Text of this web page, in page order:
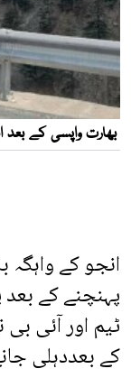
انجو کے واہگہ
پہنچنے کے
ٹیم اور آئی
کے بعددہلی